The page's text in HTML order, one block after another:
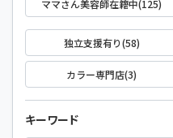
ママさん美容師在籍中(125)
独立支援有り(58)
カラー専門店(3)
キーワード